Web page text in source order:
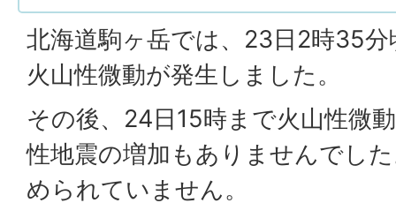
北海道駒ヶ岳では、23日2時35
火山性微動が発生しました。
その後、24日15時まで火山性微
性地震の増加もありませんでし
められていません。